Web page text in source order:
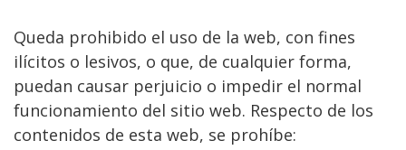
Queda prohibido el uso de la web, con fines
ilícitos o lesivos, o que, de cualquier forma,
puedan causar perjuicio o impedir el normal
funcionamiento del sitio web. Respecto de los
contenidos de esta web, se prohíbe: